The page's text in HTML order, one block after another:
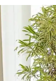
ve